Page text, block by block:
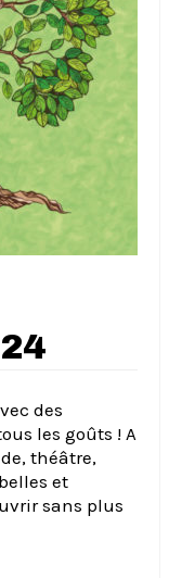
des
les goûts ! A
théâtre,
et
sans plus